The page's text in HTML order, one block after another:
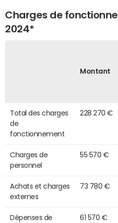
Charges de
2024*
Montant
Total des charges
de
fonctionnement
228 270 €
Charges de
personnel
55 570 €
Achats et charges
externes
73 780 €
Dépenses de 61 570 €